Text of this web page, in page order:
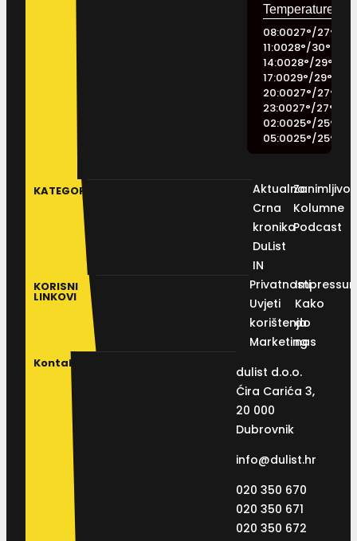
08:0027°/27°
11:0028°/30°
14:0028°/29°
17:0029°/29°
20:0027°/27°
23:0027°/27°
02:0025°/25°
05:0025°/25°
KATEGORIJE
Aktualno
Crna
kronika
DuList
IN
Kolumne
Podcast
KORISNI
LINKOVI
Privatnosti
Uvjeti
korištenja
Marketing
Kako
do
nas
Kontakt
dulist d.o.o.
Ćira Carića 3,
20 000
Dubrovnik
info@dulist.hr
020 350 670
020 350 671
020 350 672